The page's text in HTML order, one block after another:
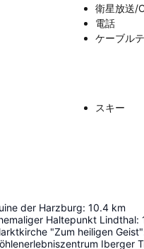
衛星放送/
電話
ケーブル
スキー
der Harzburg: 10.4 km
Haltepunkt Lindthal:
"Zum heiligen Geist"